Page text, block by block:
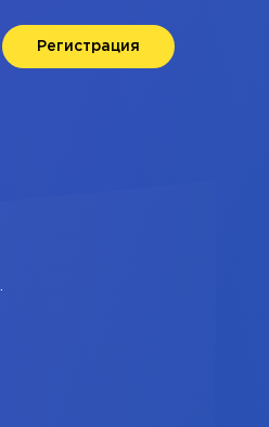
Регистрация